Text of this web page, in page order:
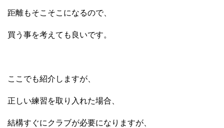
距離もそこそこになるので、
買う事を考えても良いです。
ここでも紹介しますが、
正しい練習を取り入れた場合、
結構すぐにクラブが必要になりますが、